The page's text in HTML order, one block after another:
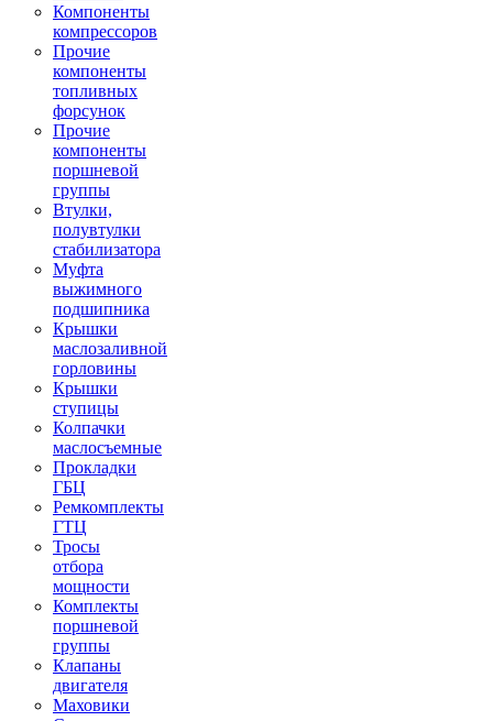
Компоненты
компрессоров
Прочие
компоненты
топливных
форсунок
Прочие
компоненты
поршневой
группы
Втулки,
полувтулки
стабилизатора
Муфта
выжимного
подшипника
Крышки
маслозаливной
горловины
Крышки
ступицы
Колпачки
маслосъемные
Прокладки
ГБЦ
Ремкомплекты
ГТЦ
Тросы
отбора
мощности
Комплекты
поршневой
группы
Клапаны
двигателя
Маховики